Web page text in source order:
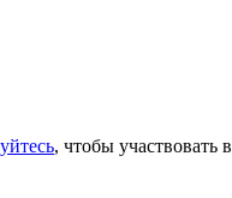
, чтобы участвовать